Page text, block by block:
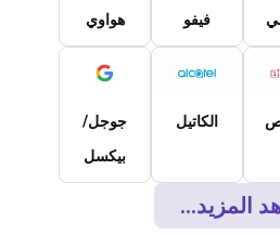
فيفو هواوي
الكاتيل
جوجل/
بيكسل
المزيد...